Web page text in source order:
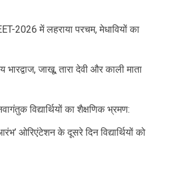
2026 में लहराया परचम, मेधावियों का
जाखू, तारा देवी और काली माता
विद्यार्थियों का शैक्षणिक भ्रमण:
ओरिएंटेशन के दूसरे दिन विद्यार्थियों को